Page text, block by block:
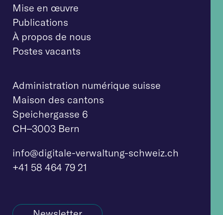
Mise en œuvre
Publications
À propos de nous
Postes vacants
Administration numérique suisse
Maison des cantons
Speichergasse 6
CH–3003 Bern
info@digitale-verwaltung-schweiz.ch
+41 58 464 79 21